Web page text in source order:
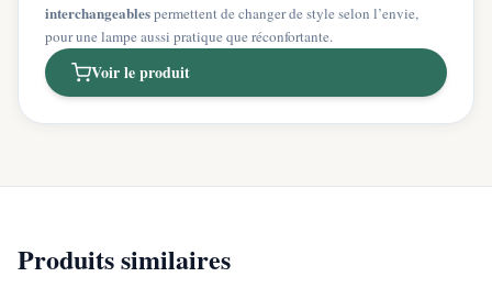
interchangeablespermettent de changer de style selon l’envie,
pour une lampe aussi pratique que réconfortante.
Voir le produit
Produits similaires